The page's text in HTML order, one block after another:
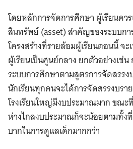
โดยหลักการจัดการศึกษา ผู้เรียนคว
สินทรัพย์ (asset) สำคัญของระบบกา
โครงสร้างที่รายล้อมผู้เรียนตอนนี้ จะ
ผู้เรียนเป็นศูนย์กลาง ยกตัวอย่างเช่
ระบบการศึกษาตามสูตรการจัดสรร
นักเรียนทุกคนจะได้การจัดสรรงบร
โรงเรียนใหญ่มีงบประมาณมาก ขณะ
ห่างไกลงบประมาณก็จะน้อยตามทั้ง
บากในการดูแลเด็กมากกว่า